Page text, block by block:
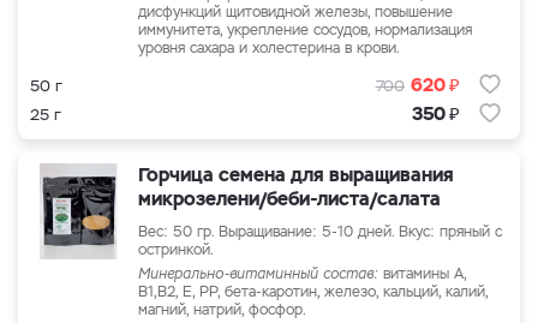
дисфункций щитовидной железы, повышение
иммунитета, укрепление сосудов, нормализация
уровня сахара и холестерина в крови.
50 г 700 620₽
25 г 350₽
Горчица семена для выращивания
микрозелени/беби-листа/салата
Вес: 50 гр. Выращивание: 5-10 дней. Вкус: пряный с
остринкой.
Минерально-витаминный состав: витамины А,
В1,В2, Е, PP, бета-каротин, железо, кальций, калий,
магний, натрий, фосфор.